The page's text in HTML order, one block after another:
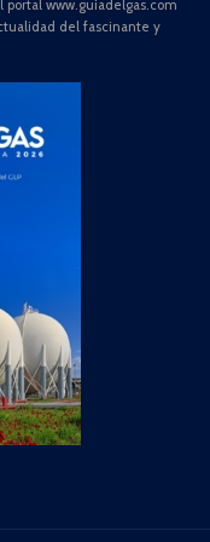
portal www.guiadelgas.com
del fascinante y